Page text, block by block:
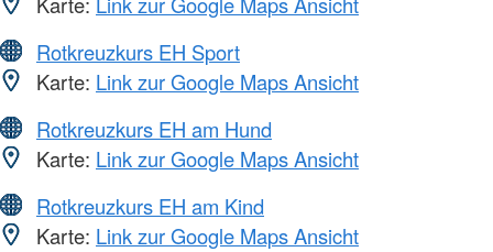
Rotkreuzkurs EH Sport
Karte: Link zur Google Maps Ansicht
Rotkreuzkurs EH am Hund
Karte: Link zur Google Maps Ansicht
Rotkreuzkurs EH am Kind
Karte: Link zur Google Maps Ansicht